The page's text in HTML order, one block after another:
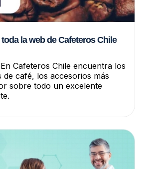
toda la web de Cafeteros Chile
Cafeteros Chile encuentra los
de café, los accesorios más
sobre todo un excelente